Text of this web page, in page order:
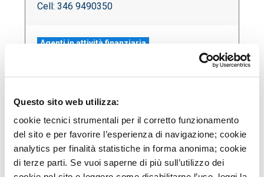
Questo sito web utilizza:
cookie tecnici strumentali per il corretto funzionamento
del sito e per favorire l’esperienza di navigazione; cookie
analytics per finalità statistiche in forma anonima; cookie
di terze parti. Se vuoi saperne di più sull’utilizzo dei
Cell: 346 9490350
Agenti in attività finanziaria
Agenzia BPP Sviluppo: Avellino
Indirizzo: Via Terminio, 8
Apri indirizzo su mappa >